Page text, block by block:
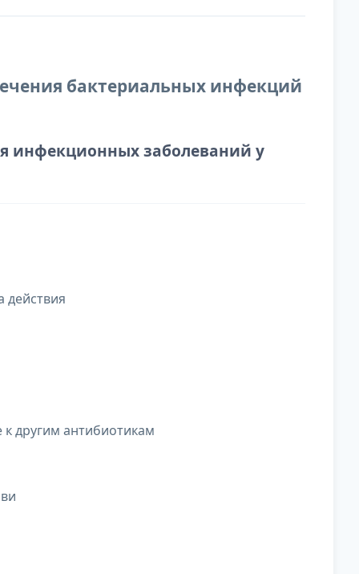
бактериальных инфекций
инфекционных заболеваний у
действия
другим антибиотикам